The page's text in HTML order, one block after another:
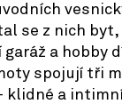
se z nich
a hobby
spojují tři
klidné a